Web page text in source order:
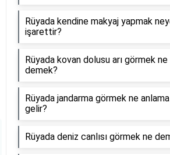
Rüyada kendine makyaj yapmak
işarettir?
Rüyada kovan dolusu arı görmek ne
demek?
Rüyada jandarma görmek ne anlama
gelir?
Rüyada deniz canlısı görmek ne